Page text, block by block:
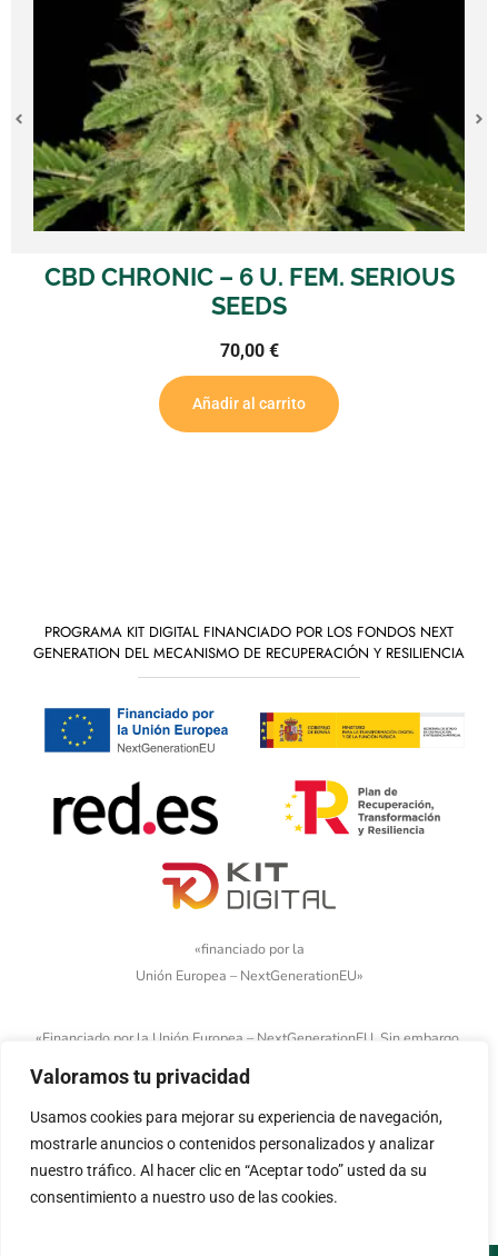
Valoramos tu privacidad
Usamos cookies para mejorar su experiencia de navegación,
mostrarle anuncios o contenidos personalizados y analizar
nuestro tráfico. Al hacer clic en “Aceptar todo” usted da su
consentimiento a nuestro uso de las cookies.
– 6 U. FEM. SERIOUS
Añadir al carrito
PROGRAMA KIT DIGITAL FINANCIADO POR LOS FONDOS NEXT
GENERATION DEL MECANISMO DE RECUPERACIÓN Y RESILIENCIA
«financiado por la
Unión Europea – NextGenerationEU»
«Financiado por la Unión Europea – NextGenerationEU. Sin embargo,
los puntos de vista y las opiniones expresadas son únicamente los
del autor o autores y no reflejan necesariamente los de la Unión
Europea o la Comisión Europea. Ni la Unión Europea ni la Comisión
Europea pueden ser consideradas responsables de las mismas»